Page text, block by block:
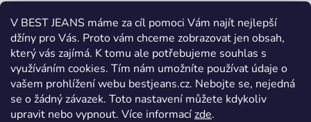
V BEST JEANS máme za cíl pomoci Vám najít nejlepší
džíny pro Vás. Proto vám chceme zobrazovat jen obsah,
který vás zajímá. K tomu ale potřebujeme souhlas s
využíváním cookies. Tím nám umožníte používat údaje o
vašem prohlížení webu bestjeans.cz. Nebojte se, nejedná
se o žádný závazek. Toto nastavení můžete kdykoliv
upravit nebo vypnout. Více informacízde.
eshop@bestjeans.cz
+420 771 200 468
+420 771 200 468